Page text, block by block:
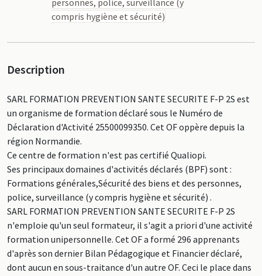
personnes, police, surveillance (y
compris hygiène et sécurité)
Description
SARL FORMATION PREVENTION SANTE SECURITE F-P 2S est
un organisme de formation déclaré sous le Numéro de
Déclaration d'Activité 25500099350. Cet OF oppère depuis la
région Normandie.
Ce centre de formation n'est pas certifié Qualiopi.
Ses principaux domaines d'activités déclarés (BPF) sont :
Formations générales,Sécurité des biens et des personnes,
police, surveillance (y compris hygiène et sécurité) .
SARL FORMATION PREVENTION SANTE SECURITE F-P 2S
n'emploie qu'un seul formateur, il s'agit a priori d'une activité
formation unipersonnelle. Cet OF a formé 296 apprenants
d'après son dernier Bilan Pédagogique et Financier déclaré,
dont aucun en sous-traitance d'un autre OF. Ceci le place dans